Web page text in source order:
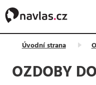
Úvodní strana
OZDOBY